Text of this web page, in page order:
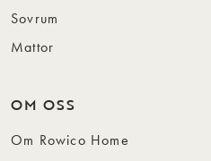
Sovrum
Mattor
OM OSS
Om Rowico Home